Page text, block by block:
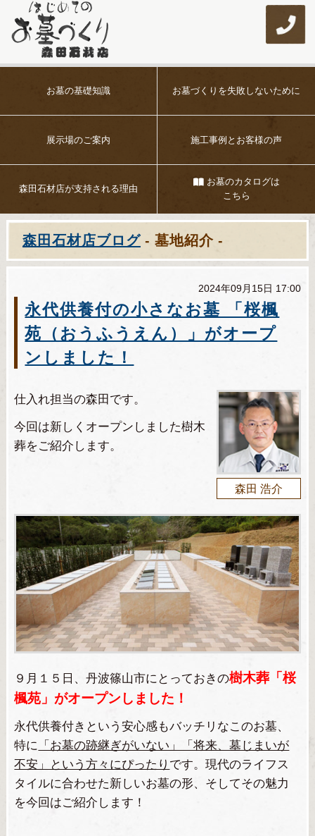
お墓の基礎知識 お墓づくりを失敗しないために
展示場のご案内 施工事例とお客様の声
森田石材店が支持される理由
お墓のカタログは
こちら
森田石材店ブログ - 墓地紹介 -
永代供養付の小さなお墓 「桜楓
苑（おうふうえん）」がオープ
ンしました！
2024年09月15日 17:00
森田 浩介
仕入れ担当の森田です。
今回は新しくオープンしました樹木
葬をご紹介します。
９月１５日、丹波篠山市にとっておきの樹木葬「桜
楓苑」がオープンしました！
永代供養付きという安心感もバッチリなこのお墓、
特に 「お墓の跡継ぎがいない」「将来、墓じまいが
不安」という方々にぴったり です。現代のライフス
タイルに合わせた新しいお墓の形、そしてその魅力
を今回はご紹介します！